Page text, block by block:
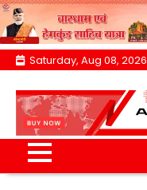
Skip
content
Saturday, Aug 08, 2026